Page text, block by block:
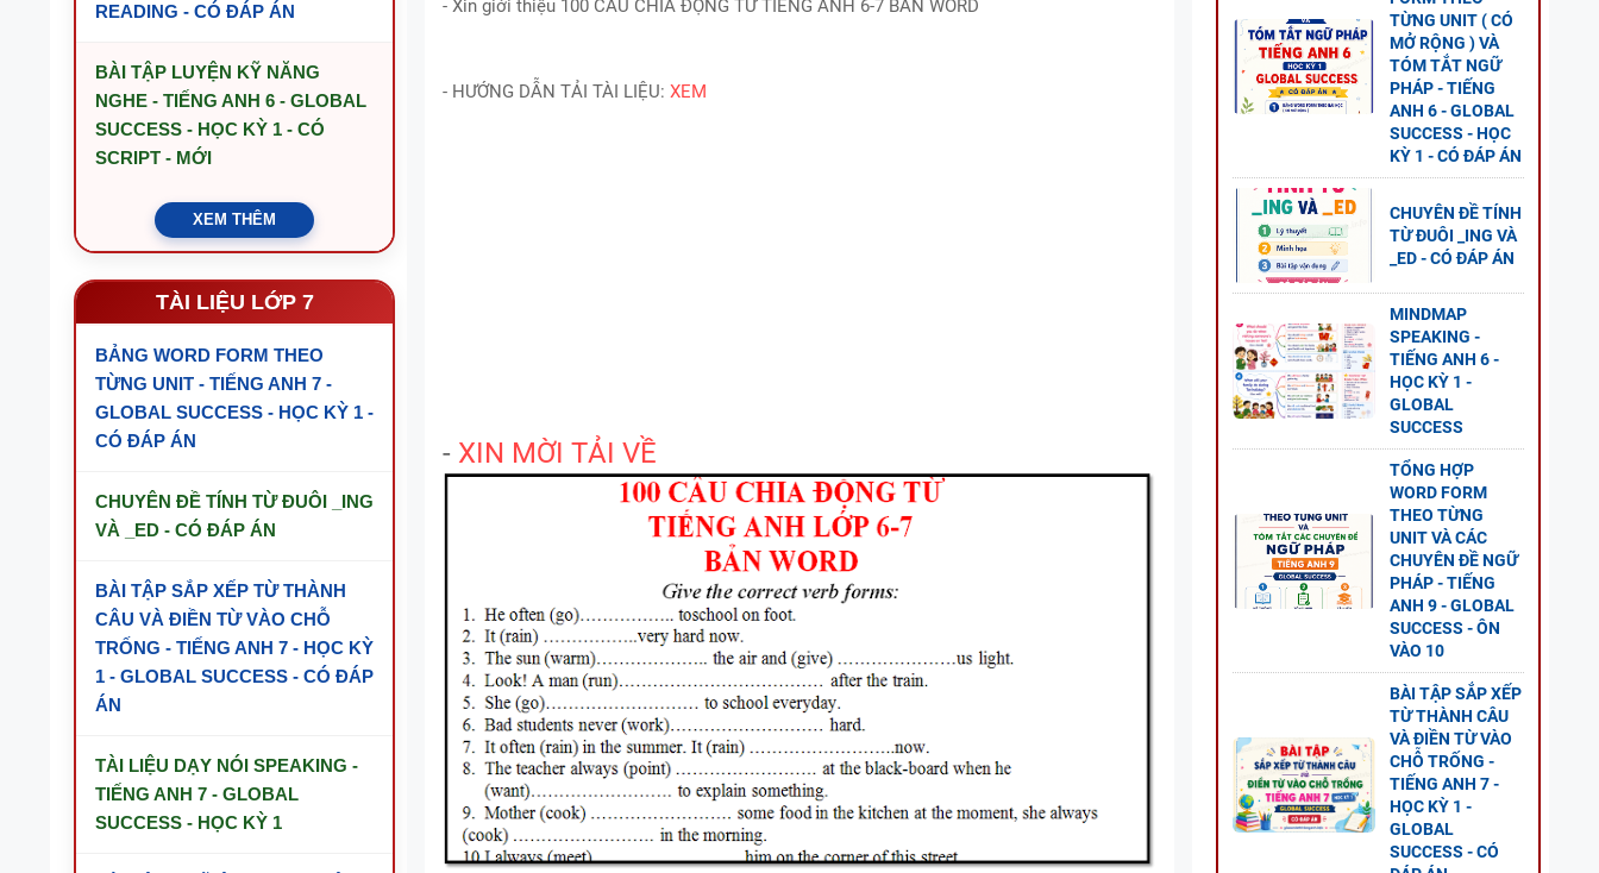
READING - CÓ ĐÁP ÁN
BÀI TẬP LUYỆN KỸ NĂNG
NGHE - TIẾNG ANH 6 - GLOBAL
SUCCESS - HỌC KỲ 1 - CÓ
SCRIPT - MỚI
XEM THÊM
TÀI LIỆU LỚP 7
BẢNG WORD FORM THEO
TỪNG UNIT - TIẾNG ANH 7 -
GLOBAL SUCCESS - HỌC KỲ 1 -
CÓ ĐÁP ÁN
CHUYÊN ĐỀ TÍNH TỪ ĐUÔI _ING
VÀ _ED - CÓ ĐÁP ÁN
BÀI TẬP SẮP XẾP TỪ THÀNH
CÂU VÀ ĐIỀN TỪ VÀO CHỖ
TRỐNG - TIẾNG ANH 7 - HỌC KỲ
1 - GLOBAL SUCCESS - CÓ ĐÁP
ÁN
TÀI LIỆU DẠY NÓI SPEAKING -
TIẾNG ANH 7 - GLOBAL
SUCCESS - HỌC KỲ 1
TÀI LIỆU DẠY NÓI SPEAKING -
TIẾNG ANH 7 - GLOBAL SUCCESS -
HỌC KỲ 1
BÀI TẬP LUYỆN NGHE - TIẾNG ANH
9 - GLOBAL SUCCESS - HỌC KỲ 2 -
CÓ SCRIPT + ĐÁP ÁN
- Xin giới thiệu 100 CÂU CHIA ĐỘNG TỪ TIẾNG ANH 6-7 BẢN WORD
- HƯỚNG DẪN TẢI TÀI LIỆU: XEM
- XIN MỜI TẢI VỀ
TỪNG UNIT ( CÓ
MỞ RỘNG ) VÀ
TÓM TẮT NGỮ
PHÁP - TIẾNG
ANH 6 - GLOBAL
SUCCESS - HỌC
KỲ 1 - CÓ ĐÁP ÁN
CHUYÊN ĐỀ TÍNH
TỪ ĐUÔI _ING VÀ
_ED - CÓ ĐÁP ÁN
MINDMAP
SPEAKING -
TIẾNG ANH 6 -
HỌC KỲ 1 -
GLOBAL
SUCCESS
TỔNG HỢP
WORD FORM
THEO TỪNG
UNIT VÀ CÁC
CHUYÊN ĐỀ NGỮ
PHÁP - TIẾNG
ANH 9 - GLOBAL
SUCCESS - ÔN
VÀO 10
BÀI TẬP SẮP XẾP
TỪ THÀNH CÂU
VÀ ĐIỀN TỪ VÀO
CHỖ TRỐNG -
TIẾNG ANH 7 -
HỌC KỲ 1 -
GLOBAL
SUCCESS - CÓ